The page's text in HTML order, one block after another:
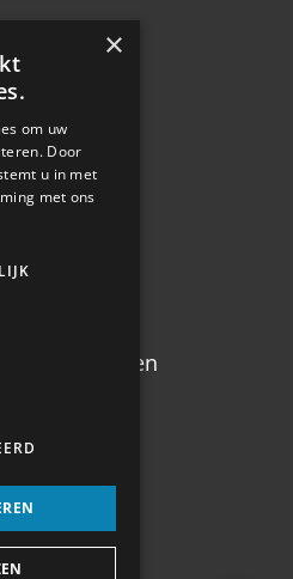
& Brengen
×
om uw
Door
u in met
met ons